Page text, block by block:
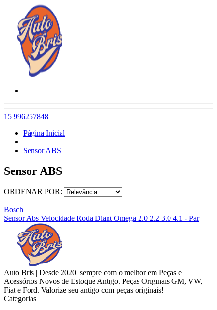
15 996257848
Página Inicial
Sensor ABS
Sensor ABS
ORDENAR POR:
Bosch
Sensor Abs Velocidade Roda Diant Omega 2.0 2.2 3.0 4.1 - Par
Auto Bris | Desde 2020, sempre com o melhor em Peças e
Acessórios Novos de Estoque Antigo. Peças Originais GM, VW,
Fiat e Ford. Valorize seu antigo com peças originais!
Categorias